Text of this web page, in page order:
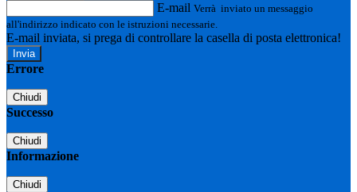
E-mail Verrà inviato un messaggio
all'indirizzo indicato con le istruzioni necessarie.
E-mail inviata, si prega di controllare la casella di posta elettronica!
Errore
Chiudi
Successo
Chiudi
Informazione
Chiudi